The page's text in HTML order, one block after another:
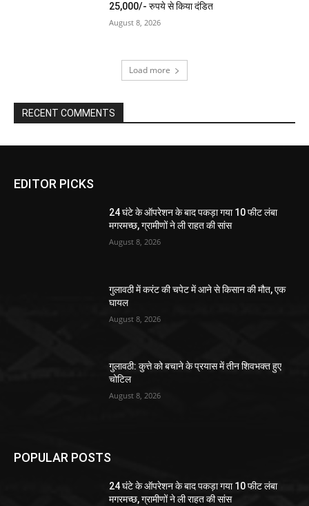
25,000/- रुपये से किया दंडित
August 8, 2026
Load more
RECENT COMMENTS
EDITOR PICKS
24 घंटे के ऑपरेशन के बाद पकड़ा गया 10 फीट लंबा
मगरमच्छ, ग्रामीणों ने ली राहत की सांस
August 8, 2026
गुलावठी में करंट की चपेट में आने से किसान की मौत, एक
घायल
August 8, 2026
गुलावठी: कुत्ते को बचाने के प्रयास में तीन शिवभक्त हुए
चोटिल
August 8, 2026
POPULAR POSTS
24 घंटे के ऑपरेशन के बाद पकड़ा गया 10 फीट लंबा
मगरमच्छ, ग्रामीणों ने ली राहत की सांस